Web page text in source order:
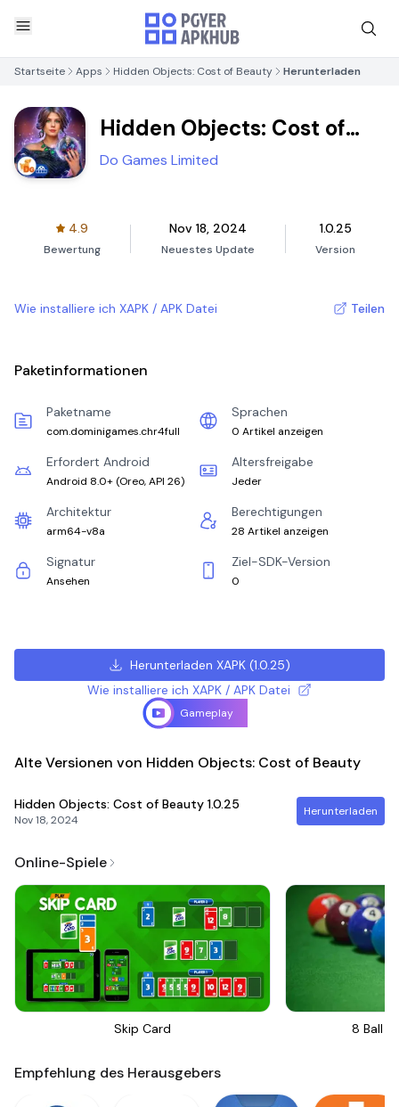
Startseite Apps Hidden Objects: Cost of Beauty Herunterladen
Hidden Objects: Cost of
Beauty
Do Games Limited
4.9
Bewertung
Nov 18, 2024
Neuestes Update
1.0.25
Version
Wie installiere ich XAPK / APK Datei Teilen
Paketinformationen
Paketname
com.dominigames.chr4full
Sprachen
0 Artikel anzeigen
Erfordert Android
Android 8.0+ (Oreo, API 26)
Altersfreigabe
Jeder
Architektur
arm64-v8a
Berechtigungen
28 Artikel anzeigen
Signatur
Ansehen
Ziel-SDK-Version
0
Herunterladen XAPK(1.0.25)
Wie installiere ich XAPK / APK Datei
Gameplay
Alte Versionen von Hidden Objects: Cost of Beauty
Hidden Objects: Cost of Beauty 1.0.25
Nov 18, 2024
Herunterladen
Online-Spiele
Skip Card 8 Ball
Empfehlung des Herausgebers